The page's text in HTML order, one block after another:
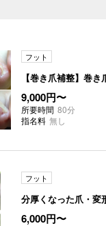
フット
【巻き爪補整】巻
9,000円〜
所要時間 80分
指名料 無し
フット
分厚くなった爪・変
6,000円〜